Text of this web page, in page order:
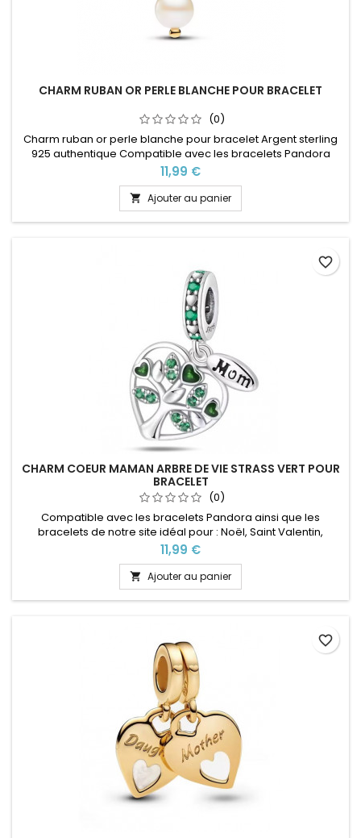
CHARM RUBAN OR PERLE BLANCHE POUR BRACELET
(0)
Charm ruban or perle blanche pour bracelet Argent sterling
925 authentique Compatible avec les bracelets Pandora
ainsi que les bracelets de notre site idéal pour : Noël, Saint
Valentin, anniversaire, anniversaire de mariage
Prix
11,99 €
 Ajouter au panier
CHARM COEUR MAMAN ARBRE DE VIE STRASS VERT POUR
BRACELET
(0)
Compatible avec les bracelets Pandora ainsi que les
bracelets de notre site idéal pour : Noël, Saint Valentin,
anniversaire, anniversaire de mariage
Prix
11,99 €
 Ajouter au panier
favorite_border
favorite_border